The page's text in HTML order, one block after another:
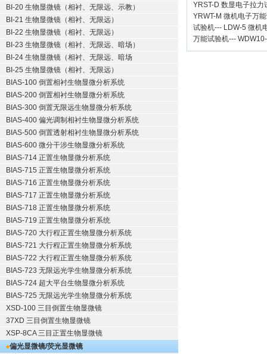
BI-20 生物显微镜（相衬、无限远、示教）
BI-21 生物显微镜（相衬、无限远）
BI-22 生物显微镜（相衬、无限远）
BI-23 生物显微镜（相衬、无限远、暗场）
BI-24 生物显微镜（相衬、无限远、暗场
BI-25 生物显微镜（相衬、无限远）
BIAS-100 倒置相衬生物显微分析系统
BIAS-200 倒置相衬生物显微分析系统
BIAS-300 倒置无限远生物显微分析系统
BIAS-400 偏光调制相衬生物显微分析系统
BIAS-500 倒置透射相衬生物显微分析系统
BIAS-600 微分干涉生物显微分析系统
BIAS-714 正置生物显微分析系统
BIAS-715 正置生物显微分析系统
BIAS-716 正置生物显微分析系统
BIAS-717 正置生物显微分析系统
BIAS-718 正置生物显微分析系统
BIAS-719 正置生物显微分析系统
BIAS-720 大行程正置生物显微分析系统
BIAS-721 大行程正置生物显微分析系统
BIAS-722 大行程正置生物显微分析系统
BIAS-723 无限远光学生物显微分析系统
BIAS-724 超大平台生物显微分析系统
BIAS-725 无限远光学生物显微分析系统
XSD-100 三目倒置生物显微镜
37XD 三目倒置生物显微镜
XSP-8CA 三目正置生物显微镜
偏光显微镜/荧光显微镜
YRST-D 数显电子拉力
YRWT-M 微机电子万
试验机--- LDW-5 微机
万能试验机---